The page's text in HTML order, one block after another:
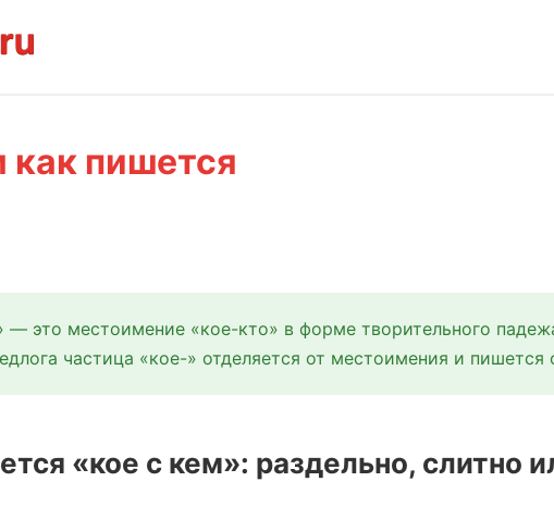
как пишется
— это местоимение «кое-кто» в форме творительного
частица «кое-» отделяется от местоимения и пишется
«кое с кем»: раздельно, слитно